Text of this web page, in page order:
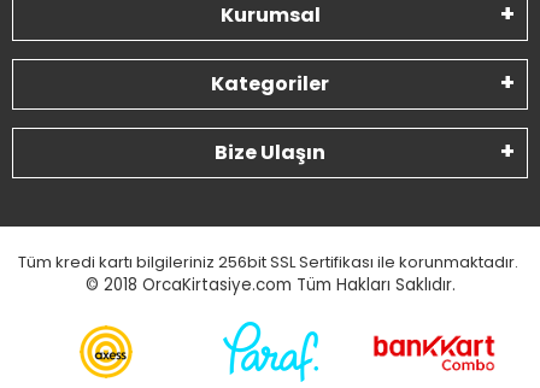
Kurumsal
Kategoriler
Bize Ulaşın
Tüm kredi kartı bilgileriniz 256bit SSL Sertifikası ile korunmaktadır.
© 2018 OrcaKirtasiye.com Tüm Hakları Saklıdır.